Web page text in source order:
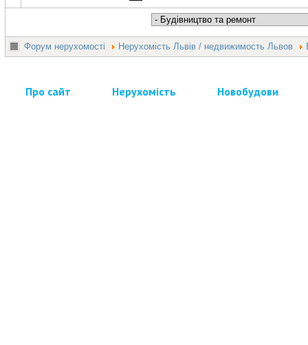
Форум нерухомості Нерухомість Львів / недвижимость Львов
Про сайт Нерухомість Новобудови